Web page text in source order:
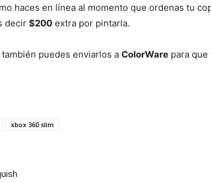
haces en línea al momento que ordenas tu
decir $200 extra por pintarla.
también puedes enviarlos a ColorWare para
xbox 360 slim